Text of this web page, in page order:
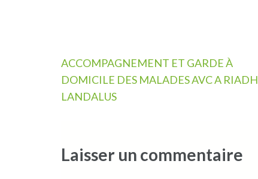
Navigation
de
l’article
ACCOMPAGNEMENT ET GARDE À
DOMICILE DES MALADES AVC A RIADH
LANDALUS
Laisser un commentaire